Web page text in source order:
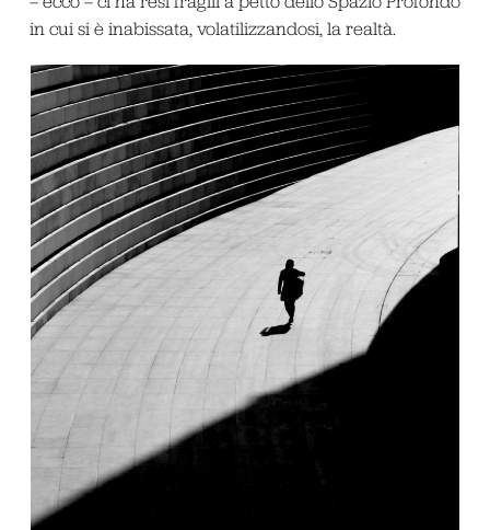
in cui si è inabissata, volatilizzandosi, la realtà.